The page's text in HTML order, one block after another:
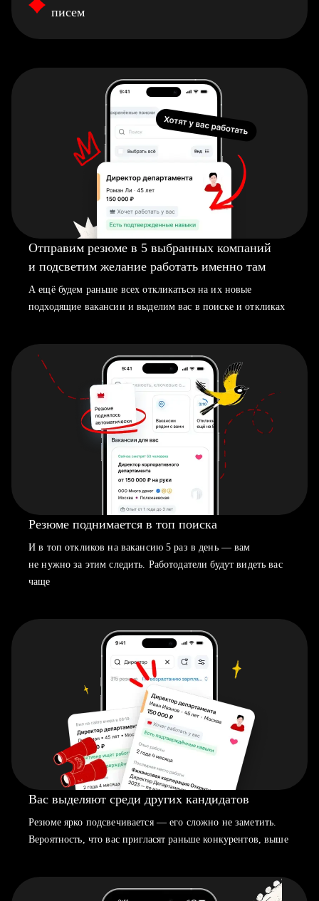
писем
Отправим резюме в 5 выбранных компаний
и подсветим желание работать именно там
А ещё будем раньше всех откликаться на их новые
подходящие вакансии и выделим вас в поиске и откликах
Резюме поднимается в топ поиска
И в топ откликов на вакансию 5 раз в день — вам
не нужно за этим следить. Работодатели будут видеть вас
чаще
Вас выделяют среди других кандидатов
Резюме ярко подсвечивается — его сложно не заметить.
Вероятность, что вас пригласят раньше конкурентов, выше